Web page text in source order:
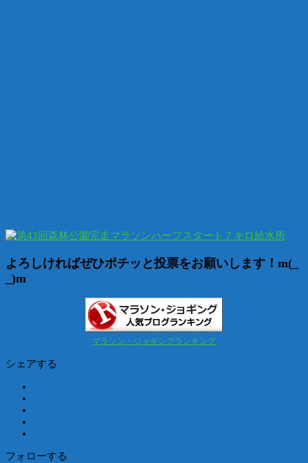
よろしければぜひポチッと投票をお願いします！m(_
_)m
マラソン・ジョギングランキング
シェアする
フォローする